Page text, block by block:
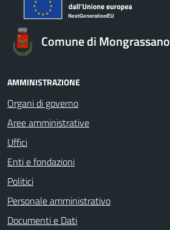
Comune di Mongrassano
AMMINISTRAZIONE
Organi di governo
Aree amministrative
Uffici
Enti e fondazioni
Politici
Personale amministrativo
Documenti e Dati